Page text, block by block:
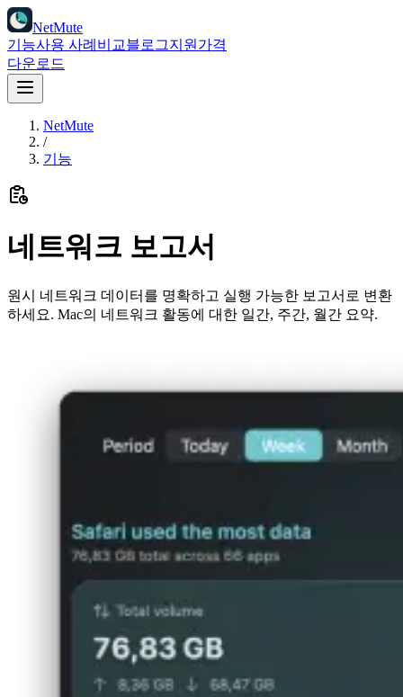
NetMute
기능사용 사례 비교블로그지원 가격
다운로드
NetMute
/
기능
네트워크 보고서
원시 네트워크 데이터를 명확하고 실행 가능한 보고서로 변환
하세요. Mac의 네트워크 활동에 대한 일간, 주간, 월간 요약.